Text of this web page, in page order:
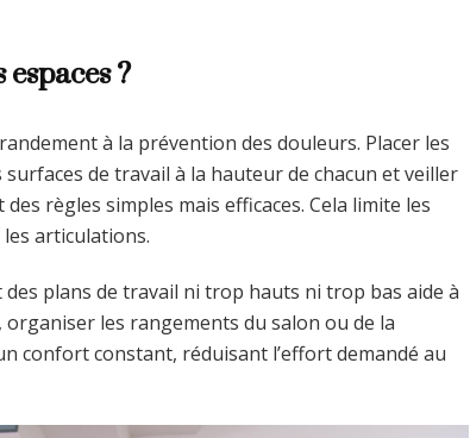
?
à la prévention des douleurs. Placer les
de travail à la hauteur de chacun et veiller
règles simples mais efficaces. Cela limite les
articulations.
plans de travail ni trop hauts ni trop bas aide à
les rangements du salon ou de la
confort constant, réduisant l’effort demandé au